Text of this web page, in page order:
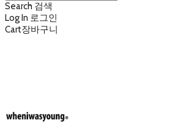
Search 검색
Log In 로그인
Cart장바구니